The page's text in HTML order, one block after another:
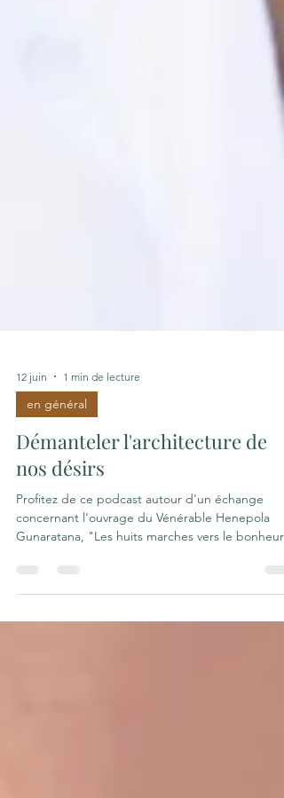
12 juin 1 min de lecture
en général
Démanteler l'architecture de
nos désirs
Profitez de ce podcast autour d'un échange
Gunaratana, "Les huits marches vers le
le bonheur véritable en suivant les principes